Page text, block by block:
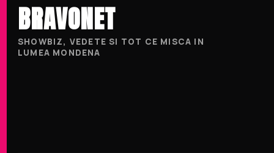
BRAVONET
SHOWBIZ, VEDETE SI TOT CE MISCA IN
LUMEA MONDENA